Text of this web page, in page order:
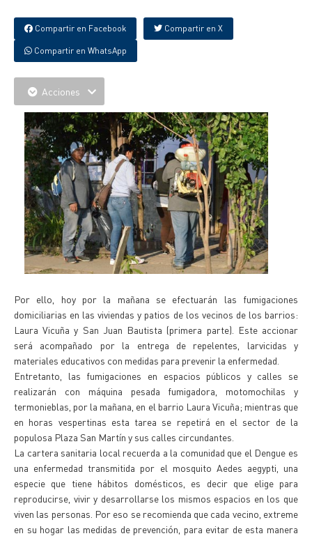
Compartir en Facebook Compartir en X
Compartir en WhatsApp
Acciones
Por ello, hoy por la mañana se efectuarán las fumigaciones
domiciliarias en las viviendas y patios de los vecinos de los barrios:
Laura Vicuña y San Juan Bautista (primera parte). Este accionar
será acompañado por la entrega de repelentes, larvicidas y
materiales educativos con medidas para prevenir la enfermedad.
Entretanto, las fumigaciones en espacios públicos y calles se
realizarán con máquina pesada fumigadora, motomochilas y
termonieblas, por la mañana, en el barrio Laura Vicuña; mientras que
en horas vespertinas esta tarea se repetirá en el sector de la
populosa Plaza San Martín y sus calles circundantes.
La cartera sanitaria local recuerda a la comunidad que el Dengue es
una enfermedad transmitida por el mosquito Aedes aegypti, una
especie que tiene hábitos domésticos, es decir que elige para
reproducirse, vivir y desarrollarse los mismos espacios en los que
viven las personas. Por eso se recomienda que cada vecino, extreme
en su hogar las medidas de prevención, para evitar de esta manera